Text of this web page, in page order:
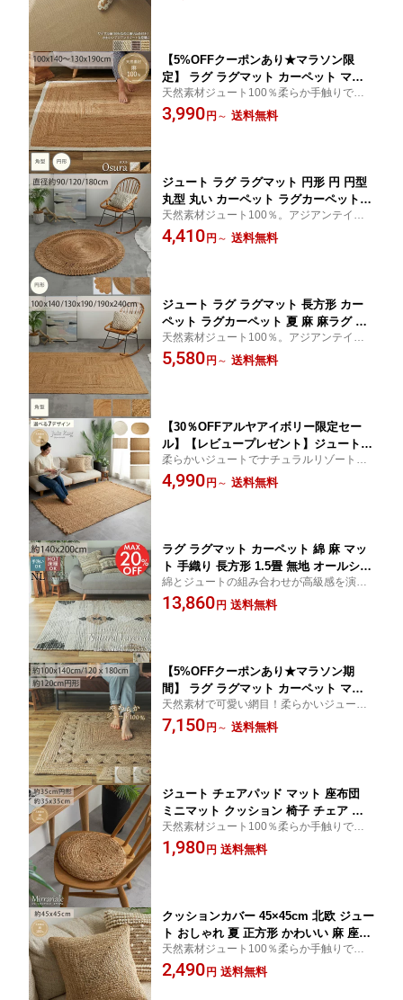
【5%OFFクーポンあり★マラソン限
定】 ラグ ラグマット カーペット マッ
ト 長方形 円形 丸い 丸 麻 天然素材 手編
み 麻ラグ 麻100％ リネン オシャレ 北欧
天然素材ジュート100％柔らか手触りで涼
し気ナチュラルリゾート気分 丈夫でしっか
りとした素材感で長持ち！西海岸スタイル
3,990 円 ～ 送料無料
ジュート ラグ ラグマット 円形 円 円型
丸型 丸い カーペット ラグカーペット
夏 麻 麻ラグ 手編み 天然素材 オシャレ
北欧 長方形 麻100％ リネンリゾート ア
天然素材ジュート100％。アジアンテイス
トでおしゃれな、ラウンド型のインド製ジ
ュートラグ ひんやり涼しい、通気性に優れ
4,410 円 ～ 送料無料
ジュート ラグ ラグマット 長方形 カー
ペット ラグカーペット 夏 麻 麻ラグ 手
編み 天然素材 オシャレ 北欧 麻100％ リ
ネンリゾート アジアン エスニック オー
天然素材ジュート100％。アジアンテイス
トでおしゃれな、ラウンド型のインド製ジ
ュートラグ ひんやり涼しい、通気性に優れ
5,580 円 ～ 送料無料
【30％OFFアルヤアイボリー限定セー
ル】【レビュープレゼント】ジュート
ラグ ラグマット 長方形 円形 楕円 カー
ペット ラグカーペット 夏 麻 麻ラグ 手
柔らかいジュートでナチュラルリゾート気
分のラグ
4,990 円 ～ 送料無料
ラグ ラグマット カーペット 綿 麻 マッ
ト 手織り 長方形 1.5畳 無地 オールシー
ズン オルタナティブ ヴィンテージ風 モ
ロッカン BOHO 民族風 アジア おしゃれ
綿とジュートの組み合わせが高級感を演出♪
高級感が魅力のアジラルテイストのモロッ
カンラグ 手織りで丈夫なインド製ラグ 夏ラ
13,860 円 送料無料
【5%OFFクーポンあり★マラソン期
間】 ラグ ラグマット カーペット マッ
ト 麻 麻100% ジュート 長方形 四角形
円形 丸い 丸 円 モロッコ ナチュラル モ
天然素材で可愛い網目！柔らかいジュート
でナチュラルリゾート気分 丈夫でしっか
りとした素材感で長持ち！西海岸スタイル
7,150 円 ～ 送料無料
ジュート チェアパッド マット 座布団
ミニマット クッション 椅子 チェア 丸
い 丸 麻 夏用 夏 手編み オシャレ 北欧
長方形 アジアン エスニック かわいい
天然素材ジュート100％柔らか手触りで涼
し気リゾート気分
1,980 円 送料無料
クッションカバー 45×45cm 北欧 ジュー
ト おしゃれ 夏 正方形 かわいい 麻 座布
団カバー 夏用 アジアン カバー 無地 ピ
ロー＜ジュートクッションカバー サイ
天然素材ジュート100％柔らか手触りで涼
し気リゾート気分
2,490 円 送料無料